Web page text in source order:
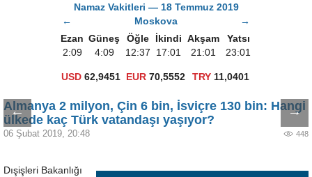
Namaz Vakitleri — 18 Temmuz 2019
←
Moskova
→
Ezan Güneş Öğle İkindi Akşam
Yatsı
2:09
4:09 12:37 17:01 21:01 23:01
USD 62,9451 EUR 70,5552 TRY 11,0401
← →
Almanya 2 milyon, Çin 6 bin, İsviçre 130 bin: Hangi
ülkede kaç Türk vatandaşı yaşıyor?
06 Şubat 2019, 20:48 448
Dışişleri Bakanlığı